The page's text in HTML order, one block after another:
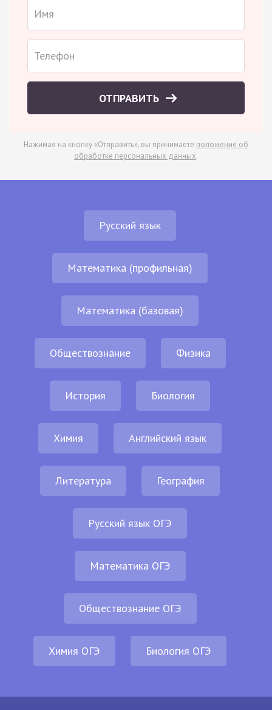
ОТПРАВИТЬ
Нажимая на кнопку «Отправить», вы принимаете положение об
обработке персональных данных.
Русский язык
Математика (профильная)
Математика (базовая)
Обществознание Физика
История Биология
Химия Английский язык
Литература География
Русский язык ОГЭ
Математика ОГЭ
Обществознание ОГЭ
Химия ОГЭ Биология ОГЭ